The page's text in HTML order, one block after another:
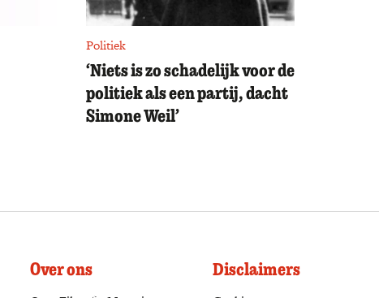
Politiek
‘Niets is zo schadelijk voor de
politiek als een partij, dacht
Simone Weil’
Over ons Disclaimers